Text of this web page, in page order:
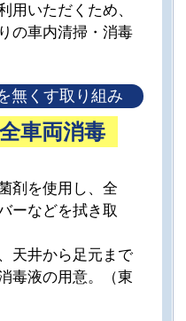
用いただくため、
の車内清掃・消毒
無くす取り組み
車両消毒
剤を使用し、全
ーなどを拭き取
天井から足元まで
毒液の用意。（東